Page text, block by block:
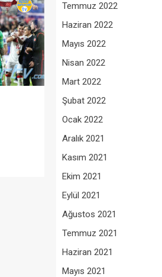
Temmuz 2022
Haziran 2022
Mayıs 2022
Nisan 2022
Mart 2022
Şubat 2022
Ocak 2022
Aralık 2021
Kasım 2021
Ekim 2021
Eylül 2021
Ağustos 2021
Temmuz 2021
Haziran 2021
Mayıs 2021